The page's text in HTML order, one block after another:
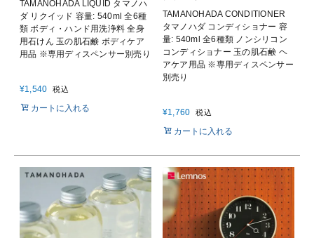
TAMANOHADA LIQUID タマノハ
ダ リクイッド 容量: 540ml 全6種
類 ボディ・ハンド用洗浄料 全身
用石けん 玉の肌石鹸 ボディケア
用品 ※専用ディスペンサー別売り
¥1,540 税込
カートに入れる
TAMANOHADA CONDITIONER
タマノハダ コンディショナー 容
量: 540ml 全6種類 ノンシリコン
コンディショナー 玉の肌石鹸 ヘ
アケア用品 ※専用ディスペンサー
別売り
¥1,760 税込
カートに入れる